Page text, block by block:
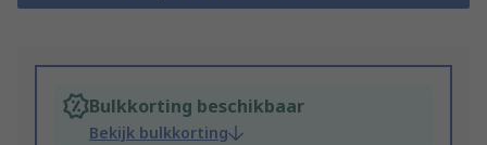
Bulkkorting beschikbaar
Bekijk bulkkorting